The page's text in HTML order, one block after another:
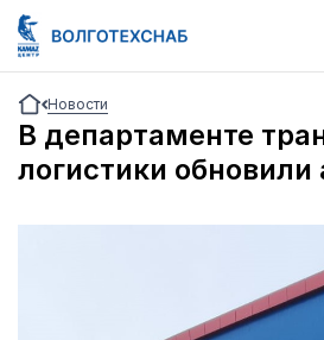
Новости
В департаменте
логистики обновили